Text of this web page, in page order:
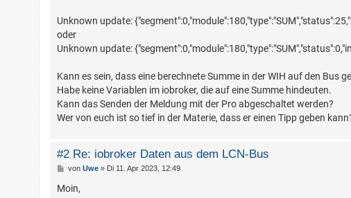
Unknown update:
oder
Unknown update:
Kann es sein, dass eine berechnete Summe in der WIH auf den Bus
Habe keine Variablen im iobroker, die auf eine Summe hindeuten.
Kann das Senden der Meldung mit der Pro abgeschaltet werden?
Wer von euch ist so tief in der Materie, dass er einen Tipp geben
#2 Re: iobroker Daten aus dem LCN-Bus
B
i
t
von Uwe» Di 11. Apr 2023, 12:49
Moin,